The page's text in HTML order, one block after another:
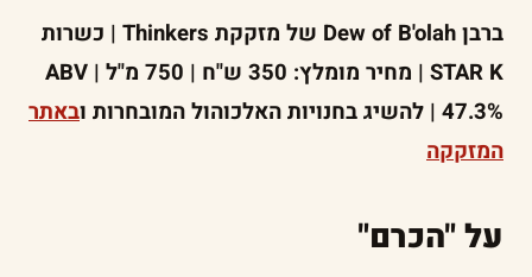
ברבן Dew of B'olah של מזקקת Thinkers | כשרות
STAR K | מחיר מומלץ: 350 ש"ח | 750 מ"ל | ABV
47.3% | להשיג בחנויות האלכוהול המובחרות ו
באתר
המזקקה
על "הכרם"